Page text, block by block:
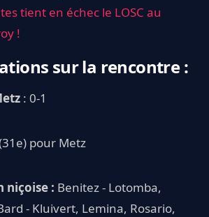
tient en échec le LOSC au
!
sur la rencontre :
: 0-1
pour Metz
niçoise : Benitez - Lotomba,
- Kluivert, Lemina, Rosario,